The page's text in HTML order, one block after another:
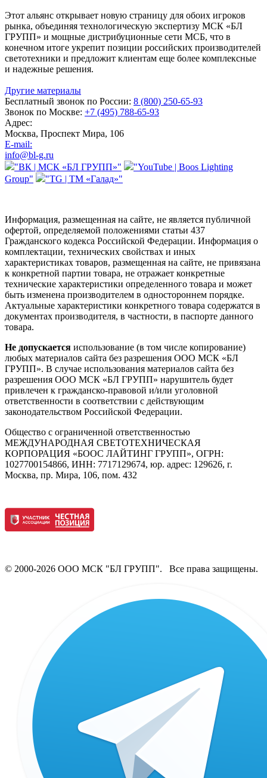
Этот альянс открывает новую страницу для обоих игроков
рынка, объединяя технологическую экспертизу МСК «БЛ
ГРУПП» и мощные дистрибуционные сети МСБ, что в
конечном итоге укрепит позиции российских производителей
светотехники и предложит клиентам еще более комплексные
и надежные решения.
Другие материалы
Бесплатный звонок по России: 8 (800) 250-65-93
Звонок по Москве: +7 (495) 788-65-93
Адрес:
Москва, Проспект Мира, 106
E-mail:
info@bl-g.ru
"ВК | МСК «БЛ ГРУПП»"
"YouTube | Boos Lighting
Group"
"TG | ТМ «Галад»"
Информация, размещенная на сайте, не является публичной
офертой, определяемой положениями статьи 437
Гражданского кодекса Российской Федерации. Информация о
комплектации, технических свойствах и иных
характеристиках товаров, размещенная на сайте, не привязана
к конкретной партии товара, не отражает конкретные
технические характеристики определенного товара и может
быть изменена производителем в одностороннем порядке.
Актуальные характеристики конкретного товара содержатся в
документах производителя, в частности, в паспорте данного
товара.
Не допускается использование (в том числе копирование)
любых материалов сайта без разрешения ООО МСК «БЛ
ГРУПП». В случае использования материалов сайта без
разрешения ООО МСК «БЛ ГРУПП» нарушитель будет
привлечен к гражданско-правовой и/или уголовной
ответственности в соответствии с действующим
законодательством Российской Федерации.
Общество с ограниченной ответственностью
МЕЖДУНАРОДНАЯ СВЕТОТЕХНИЧЕСКАЯ
КОРПОРАЦИЯ «БООС ЛАЙТИНГ ГРУПП», ОГРН:
1027700154866, ИНН: 7717129674, юр. адрес: 129626, г.
Москва, пр. Мира, 106, пом. 432
© 2000-2026 ООО МСК "БЛ ГРУПП". Все права защищены.